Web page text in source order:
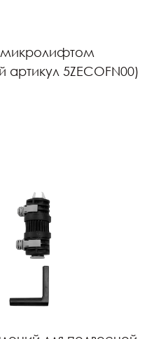
микролифтом
5ZECOFN00)